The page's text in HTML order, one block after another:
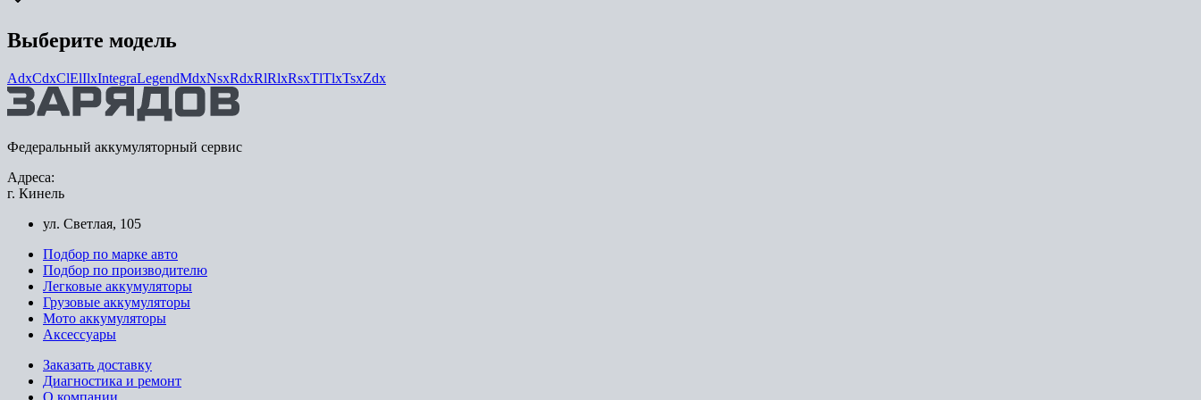
Выберите модель
AdxCdxClElIlxIntegraLegendMdxNsxRdxRlRlxRsxTlTlxTsxZdx
Федеральный аккумуляторный сервис
Адреса:
г. Кинель
ул. Светлая, 105
Подбор по марке авто
Подбор по производителю
Легковые аккумуляторы
Грузовые аккумуляторы
Мото аккумуляторы
Аксессуары
Заказать доставку
Диагностика и ремонт
О компании